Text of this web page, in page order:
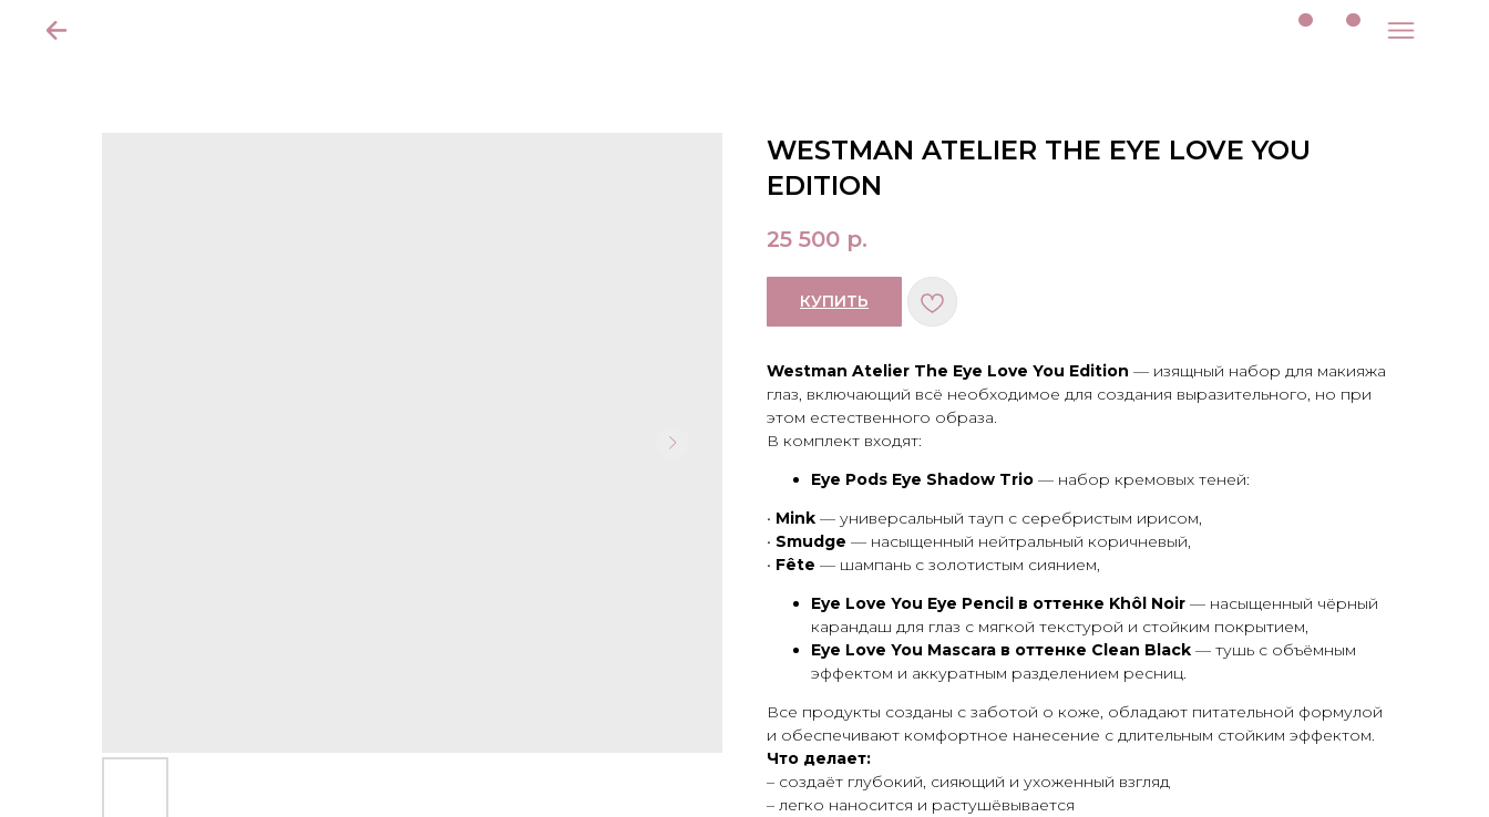
WESTMAN ATELIER THE EYE LOVE YOU
EDITION
25 500 р.
КУПИТЬ
Westman Atelier The Eye Love You Edition — изящный набор для макияжа
глаз, включающий всё необходимое для создания выразительного, но при
этом естественного образа.
В комплект входят:
Eye Pods Eye Shadow Trio — набор кремовых теней:
• Mink — универсальный тауп с серебристым ирисом,
• Smudge — насыщенный нейтральный коричневый,
• Fête — шампань с золотистым сиянием,
Eye Love You Eye Pencil в оттенке Khôl Noir — насыщенный чёрный
карандаш для глаз с мягкой текстурой и стойким покрытием,
Eye Love You Mascara в оттенке Clean Black — тушь с объёмным
эффектом и аккуратным разделением ресниц.
Все продукты созданы с заботой о коже, обладают питательной формулой
и обеспечивают комфортное нанесение с длительным стойким эффектом.
Что делает:
– создаёт глубокий, сияющий и ухоженный взгляд
– легко наносится и растушёвывается